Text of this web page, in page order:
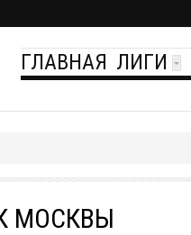
ГЛАВНАЯ ЛИГИ
МОСКВЫ